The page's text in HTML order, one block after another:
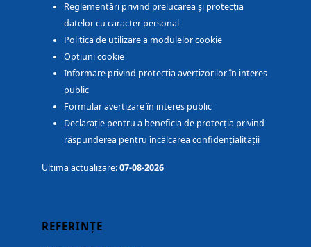
Reglementări privind prelucarea și protecția
datelor cu caracter personal
Politica de utilizare a modulelor cookie
Optiuni cookie
Informare privind protectia avertizorilor în interes
public
Formular avertizare în interes public
Declarație pentru a beneficia de protecția privind
răspunderea pentru încălcarea confidențialității
Ultima actualizare:07-08-2026
REFERINȚE